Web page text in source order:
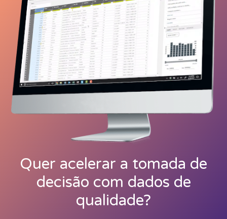
Quer acelerar a tomada de
decisão com dados de
qualidade?